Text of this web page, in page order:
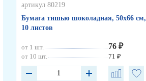
артикул 80219
Бумага тишью шоколадная, 50х66 см,
10 листов
от 1 шт. 76 ₽
от 10 шт. 71 ₽